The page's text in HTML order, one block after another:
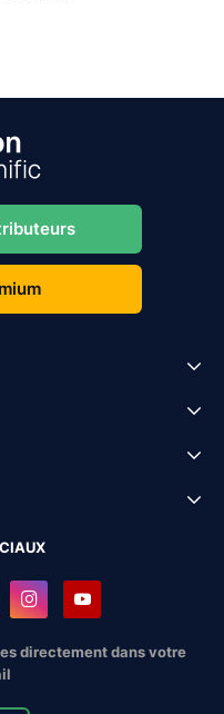
directement dans votre